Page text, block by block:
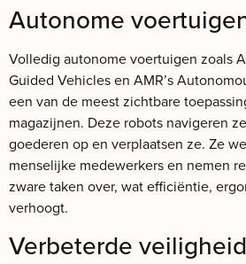
Autonome
Volledig autonome voertuigen zoals
Guided Vehicles en AMR’s
een van de meest zichtbare
magazijnen. Deze robots navigeren
goederen op en verplaatsen ze. Ze
menselijke medewerkers en nemen
zware taken over, wat efficiëntie,
verhoogt.
Verbeterde veiligheid